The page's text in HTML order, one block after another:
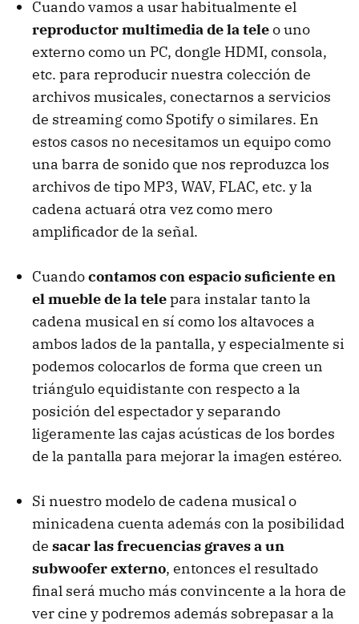
Cuando vamos a usar habitualmente el
reproductor multimedia de la teleo uno
externo como un PC, dongle HDMI, consola,
etc. para reproducir nuestra colección de
archivos musicales, conectarnos a servicios
de streaming como Spotify o similares. En
estos casos no necesitamos un equipo como
una barra de sonido que nos reproduzca los
archivos de tipo MP3, WAV, FLAC, etc. y la
cadena actuará otra vez como mero
amplificador de la señal.
Cuandocontamos con espacio suficiente en
el mueble de la telepara instalar tanto la
cadena musical en sí como los altavoces a
ambos lados de la pantalla, y especialmente si
podemos colocarlos de forma que creen un
triángulo equidistante con respecto a la
posición del espectador y separando
ligeramente las cajas acústicas de los bordes
de la pantalla para mejorar la imagen estéreo.
Si nuestro modelo de cadena musical o
minicadena cuenta además con la posibilidad
de sacar las frecuencias graves a un
subwoofer externo, entonces el resultado
final será mucho más convincente a la hora de
ver cine y podremos además sobrepasar a la